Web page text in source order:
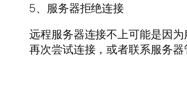
5、服务器拒绝连接
远程服务器连接不上可能是因
再次尝试连接，或者联系服务器